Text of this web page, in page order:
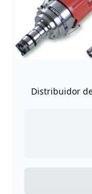
Distribuidor